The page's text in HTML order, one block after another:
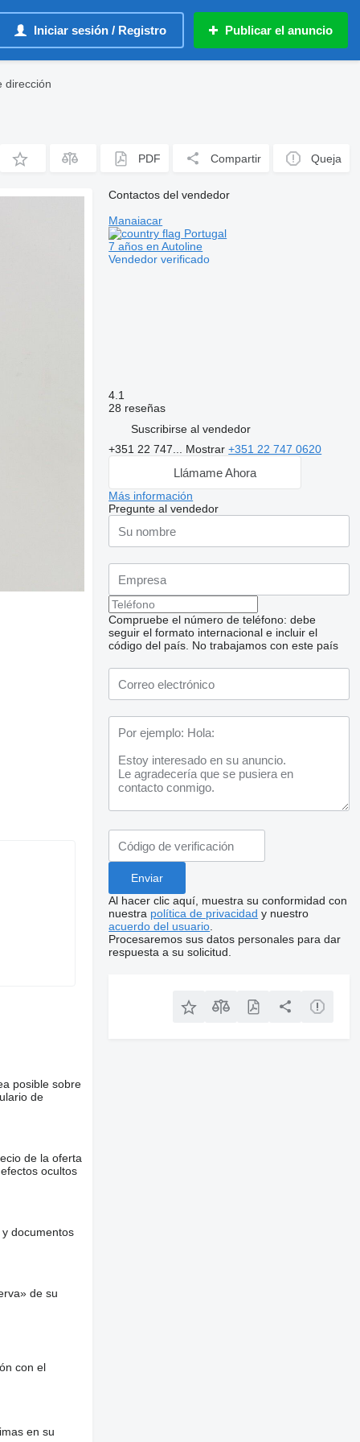
Iniciar sesión / Registro Publicar el anuncio
dirección
PDF Compartir Queja
Solicitar fotos
posible sobre
de
de la oferta
ocultos
documentos
de su
con el
en su
Contactos del vendedor
Manaiacar
Portugal
7 años en Autoline
Vendedor verificado
4.1
28 reseñas
Suscribirse al vendedor
+351 22 747... Mostrar+351 22 747 0620
Llámame Ahora
Más información
Pregunte al vendedor
Compruebe el número de teléfono: debe
seguir el formato internacional e incluir el
código del país. No trabajamos con este país
Al hacer clic aquí, muestra su conformidad con
nuestra política de privacidad y nuestro
acuerdo del usuario
Procesaremos sus datos personales para dar
respuesta a su solicitud.